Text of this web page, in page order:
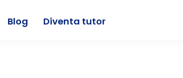
Blog Diventa tutor